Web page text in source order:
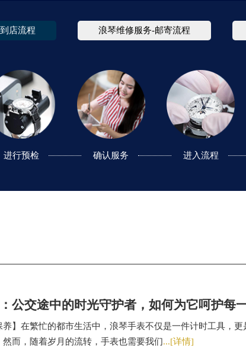
店流程 浪琴维修服务-邮寄流程
进行预检 确认服务 进入流程
进行预检 确认服务 进入流程
公交途中的时光守护者，如何为它呵护每
养】在繁忙的都市生活中，浪琴手表不仅是一件计时工具，
然而，随着岁月的流转，手表也需要我们...[详情]